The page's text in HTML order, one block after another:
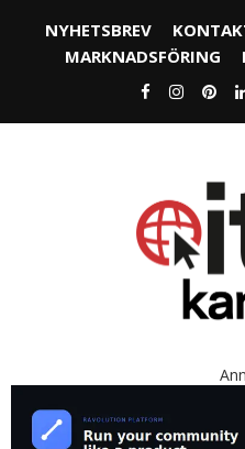
NYHETSBREV
MARKNADSFÖRING